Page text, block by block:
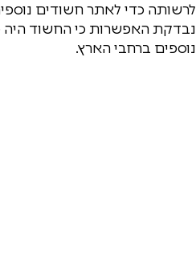
לרשותה כדי לאתר חשודים
נבדקת האפשרות כי החשוד היה
נוספים ברחבי הארץ.